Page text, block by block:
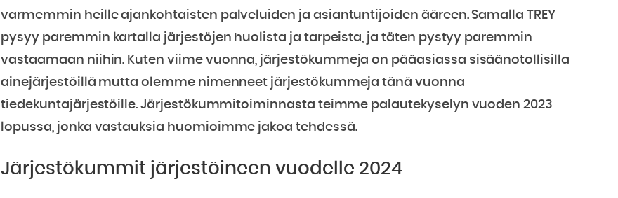
varmemmin heille ajankohtaisten palveluiden ja asiantuntijoiden ääreen. Samalla TREY
pysyy paremmin kartalla järjestöjen huolista ja tarpeista, ja täten pystyy paremmin
vastaamaan niihin. Kuten viime vuonna, järjestökummeja on pääasiassa sisäänotollisilla
ainejärjestöillä mutta olemme nimenneet järjestökummeja tänä vuonna
tiedekuntajärjestöille. Järjestökummitoiminnasta teimme palautekyselyn vuoden 2023
lopussa, jonka vastauksia huomioimme jakoa tehdessä.
Järjestökummit järjestöineen vuodelle 2024